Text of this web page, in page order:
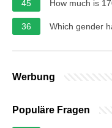
45 How much is
36 Which gender
Werbung
Populäre Fragen